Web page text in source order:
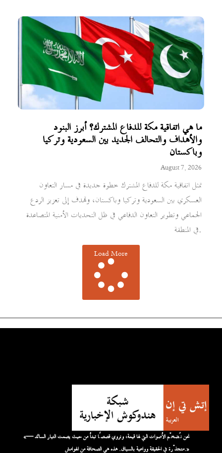
ما هي اتفاقية مكة للدفاع المشترك؟ أبرز البنود
والأهداف والتحالف الجديد بين السعودية وتركيا
وباكستان
August 7, 2026
تمثل اتفاقية مكة للدفاع المشترك خطوة جديدة في مسار التعاون
العسكري بين السعودية وتركيا وباكستان، وتهدف إلى تعزيز الردع
الجماعي وتطوير التعاون الدفاعي في ظل التحديات الأمنية المتصاعدة
في المنطقة.
Load More
«نحن نُضخّم الأصوات التي لها قيمة، ونروي قصصًا تبدأ من حيث يصمت التيار السائد —
متجذّرة في الحقيقة وواعية بالسياق. هذه هي الصحافة من الهوامش.»